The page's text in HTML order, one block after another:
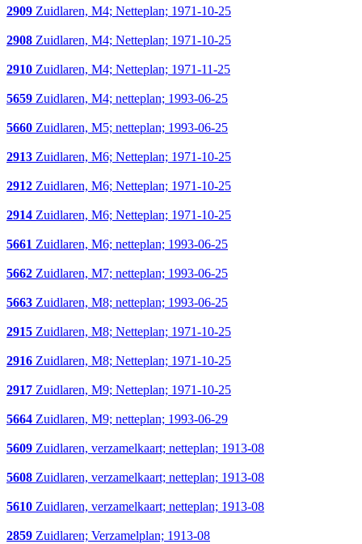
2909 Zuidlaren, M4; Netteplan; 1971-10-25
2908 Zuidlaren, M4; Netteplan; 1971-10-25
2910 Zuidlaren, M4; Netteplan; 1971-11-25
5659 Zuidlaren, M4; netteplan; 1993-06-25
5660 Zuidlaren, M5; netteplan; 1993-06-25
2913 Zuidlaren, M6; Netteplan; 1971-10-25
2912 Zuidlaren, M6; Netteplan; 1971-10-25
2914 Zuidlaren, M6; Netteplan; 1971-10-25
5661 Zuidlaren, M6; netteplan; 1993-06-25
5662 Zuidlaren, M7; netteplan; 1993-06-25
5663 Zuidlaren, M8; netteplan; 1993-06-25
2915 Zuidlaren, M8; Netteplan; 1971-10-25
2916 Zuidlaren, M8; Netteplan; 1971-10-25
2917 Zuidlaren, M9; Netteplan; 1971-10-25
5664 Zuidlaren, M9; netteplan; 1993-06-29
5609 Zuidlaren, verzamelkaart; netteplan; 1913-08
5608 Zuidlaren, verzamelkaart; netteplan; 1913-08
5610 Zuidlaren, verzamelkaart; netteplan; 1913-08
2859 Zuidlaren; Verzamelplan; 1913-08